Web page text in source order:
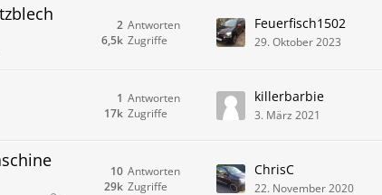
Antworten
2
Zugriffe
6,5k
Feuerfisch1502
29. Oktober 2023
Antworten
1
Zugriffe
17k
killerbarbie
3. März 2021
Antworten
10
Zugriffe
29k
ChrisC
22. November 2020